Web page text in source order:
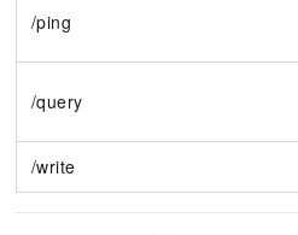
/ping
/query
/write
千问AI平台-Token Plan
千问AI平台-模型体验
140+云产品 免费试用
产品新客免费试用，最长12个月
大模型ACA认证体验
助力企业全员 AI 认知与能力提升
AI空中课堂在线直播课堂（旗舰版）
生态解决方案
行业生态解决方案
开发者生态解决方案
入门学习赛